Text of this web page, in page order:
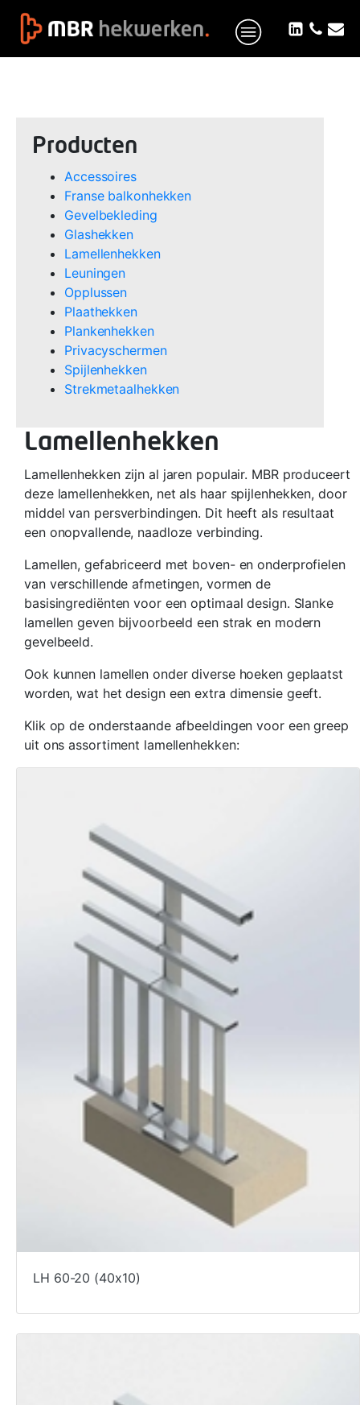
Producten
Accessoires
Franse balkonhekken
Gevelbekleding
Glashekken
Lamellenhekken
Leuningen
Opplussen
Plaathekken
Plankenhekken
Privacyschermen
Spijlenhekken
Strekmetaalhekken
Lamellenhekken
Lamellenhekken zijn al jaren populair. MBR produceert
deze lamellenhekken, net als haar spijlenhekken, door
middel van persverbindingen. Dit heeft als resultaat
een onopvallende, naadloze verbinding.
Lamellen, gefabriceerd met boven- en onderprofielen
van verschillende afmetingen, vormen de
basisingrediënten voor een optimaal design. Slanke
lamellen geven bijvoorbeeld een strak en modern
gevelbeeld.
Ook kunnen lamellen onder diverse hoeken geplaatst
worden, wat het design een extra dimensie geeft.
Klik op de onderstaande afbeeldingen voor een greep
uit ons assortiment lamellenhekken:
LH 60-20 (40x10)